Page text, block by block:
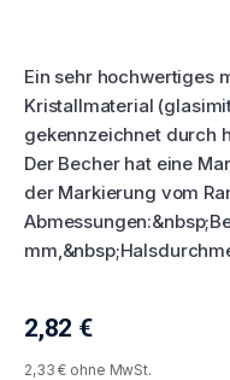
Ein sehr hochwertiges
Kristallmaterial
gekennzeichnet durch
Der Becher hat eine
der Markierung vom
2,82 €
Aktueller Produktpreis
2,33 € ohne MwSt.